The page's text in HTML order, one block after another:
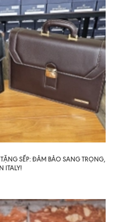
SẾP: ĐẢM BẢO SANG TRỌNG,
ITALY!